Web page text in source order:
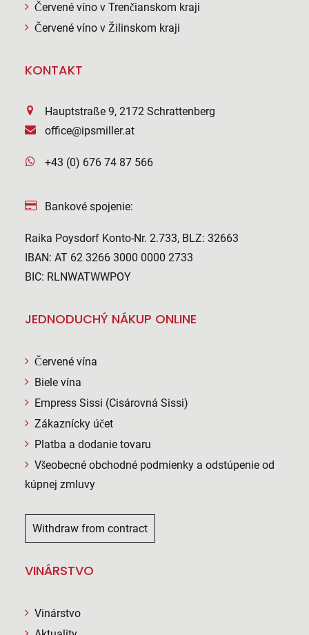
Červené víno v Trenčianskom kraji
Červené víno v Žilinskom kraji
KONTAKT
Hauptstraße 9, 2172 Schrattenberg
office@ipsmiller.at
+43 (0) 676 74 87 566
Bankové spojenie:
Raika Poysdorf Konto-Nr. 2.733, BLZ: 32663
IBAN: AT 62 3266 3000 0000 2733
BIC: RLNWATWWPOY
JEDNODUCHÝ NÁKUP ONLINE
Červené vína
Biele vína
Empress Sissi (Cisárovná Sissi)
Zákaznícky účet
Platba a dodanie tovaru
Všeobecné obchodné podmienky a odstúpenie od
kúpnej zmluvy
Withdraw from contract
VINÁRSTVO
Vinárstvo